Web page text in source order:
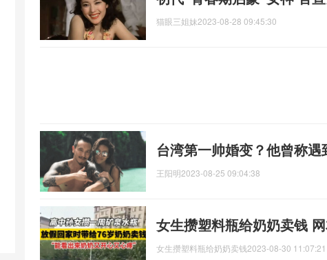
猫眼三姐妹2023-08-28 09:45:30
台湾第一帅婚变？他曾称
王阳明2023-08-25 09:04:38
女生攒塑料瓶给奶奶卖钱
女生攒塑料瓶给奶奶卖钱2023-08-30 11:07:21